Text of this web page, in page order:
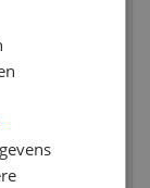
- 18V -